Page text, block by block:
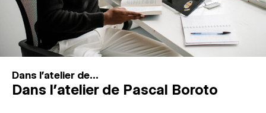
Dans l'atelier de...
Dans l’atelier de Pascal Boroto